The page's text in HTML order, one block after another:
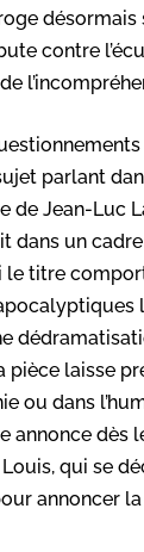
contre
parlant
de Jean-Luc
dans un
le titre
pièce laisse
ou dans
annonce dès
qui se
annoncer